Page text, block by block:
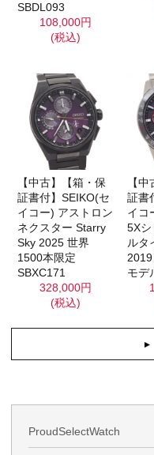
SBDL093
108,000円
(税込)
【中古】【箱・保
証書付】SEIKO(セ
イコー) アストロン
ネクスター Starry
Sky 2025 世界
1500本限定
SBXC171
328,000円
(税込)
【
証書
イコ
5Xシ
ルタ
モデ
ProudSelectWatch